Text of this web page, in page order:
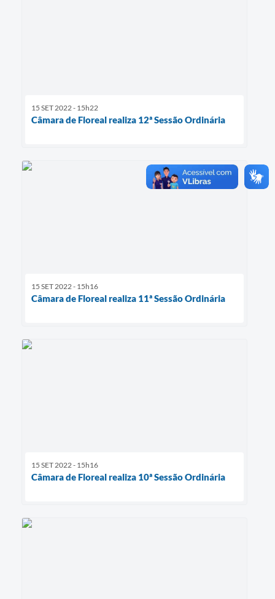
15 SET 2022 - 15h22
Câmara de Floreal realiza 12ª Sessão Ordinária
15 SET 2022 - 15h16
Câmara de Floreal realiza 11ª Sessão Ordinária
15 SET 2022 - 15h16
Câmara de Floreal realiza 10ª Sessão Ordinária